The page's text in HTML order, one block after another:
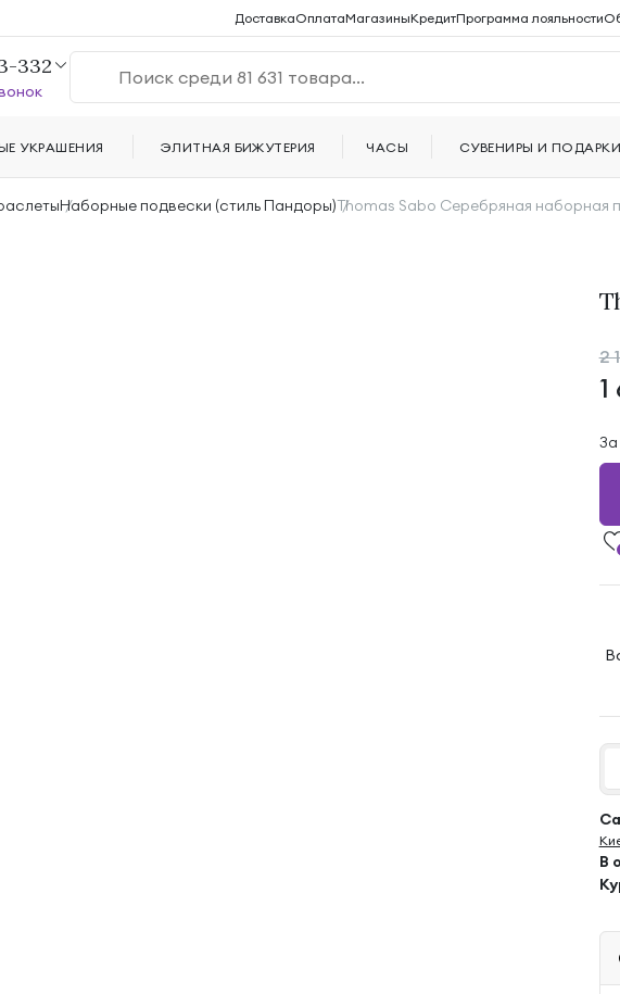
Наборные подвески (стиль Пандоры)Thomas Sabo Серебряная наборная
2
1
За
В
ДоставкаОплатаМагазиныКредитПрограмма лояльности
332
УКРАШЕНИЯ ЭЛИТНАЯ БИЖУТЕРИЯ ЧАСЫ СУВЕНИРЫ И ПОДАРКИ